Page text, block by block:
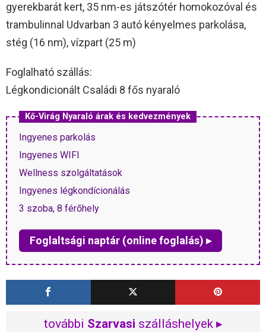
gyerekbarát kert, 35 nm-es játszótér homokozóval és
trambulinnal Udvarban 3 autó kényelmes parkolása,
stég (16 nm), vízpart (25 m)
Foglalható szállás:
Légkondicionált Családi 8 fős nyaraló
Kő-Virág Nyaraló árak és kedvezmények
Ingyenes parkolás
Ingyenes WIFI
Wellness szolgáltatások
Ingyenes légkondícionálás
3 szoba, 8 férőhely
Foglaltsági naptár (online foglalás) ▸
további Szarvasi szálláshelyek ▸